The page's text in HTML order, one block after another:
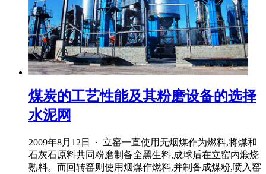
煤炭的工艺性能及其粉磨设备的选择
水泥网
2009年8月12日 · 立窑一直使用无烟煤作为燃料,将煤和
石灰石原料共同粉磨制备全黑生料,成球后在立窑内煅烧
熟料。而回转窑则使用烟煤作燃料,并制备成煤粉,喷入窑